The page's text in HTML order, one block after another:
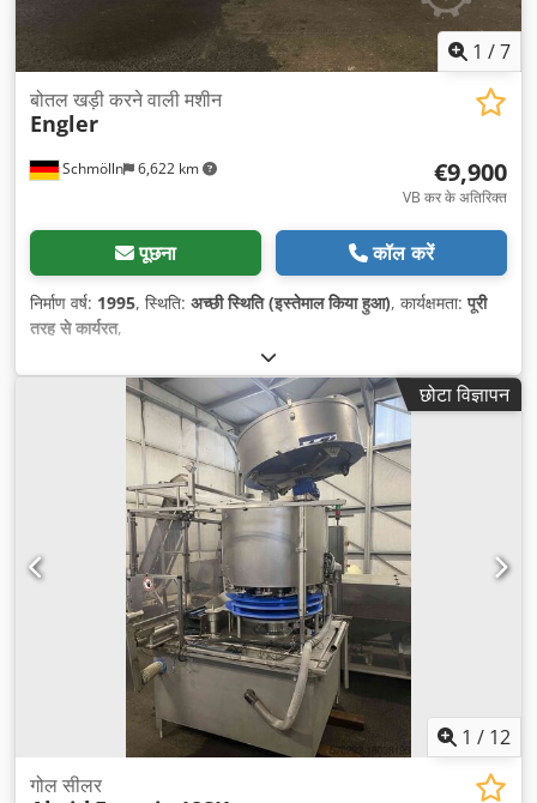
1 /7
Schmölln 6,622 km
बोतल खड़ी करने वाली मशीन
Engler
€9,900
VB कर के अतिरिक्त
पूछना कॉल करें
निर्माण वर्ष: 1995, स्थिति: अच्छी स्थिति (इस्तेमाल किया हुआ), कार्यक्षमता:पूरी
तरह से कार्यरत,
छोटा विज्ञापन
1 / 12
गोल सीलर